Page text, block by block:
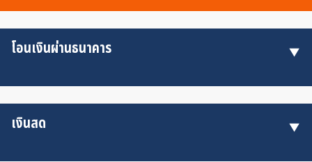
โอนเงินผ่านธนาคาร
เงินสด